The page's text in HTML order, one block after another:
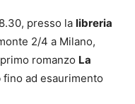
presso la libreria
2/4 a Milano,
romanzo La
fino ad esaurimento